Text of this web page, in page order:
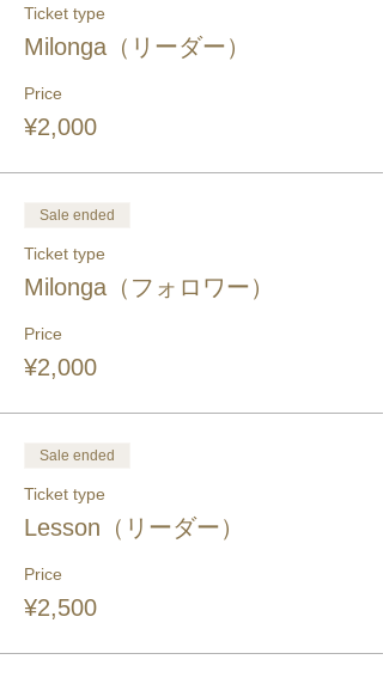
Ticket type
Milonga（リーダー）
Price
¥2,000
Sale ended
Ticket type
Milonga（フォロワー）
Price
¥2,000
Sale ended
Ticket type
Lesson（リーダー）
Price
¥2,500